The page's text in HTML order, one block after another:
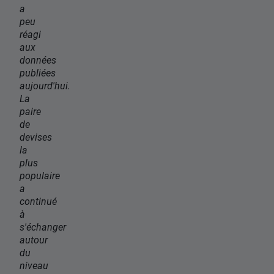
a
peu
réagi
aux
données
publiées
aujourd'hui.
La
paire
de
devises
la
plus
populaire
a
continué
à
s'échanger
autour
du
niveau